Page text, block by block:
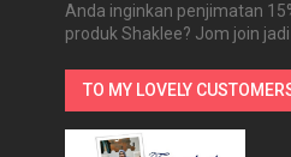
Anda inginkan penjimatan
produk Shaklee? Jom join
TO MY LOVELY